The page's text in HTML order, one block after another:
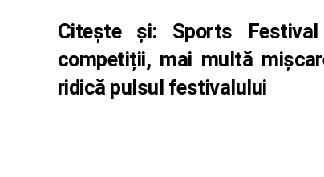
Citește și: Sports
competiții, mai multă
ridică pulsul festivalului